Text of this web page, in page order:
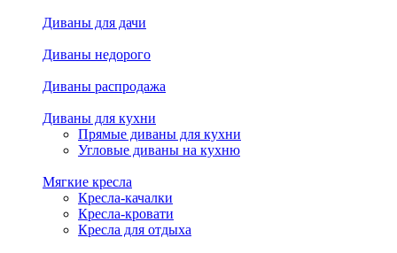
Диваны для дачи
Диваны недорого
Диваны распродажа
Диваны для кухни
Прямые диваны для кухни
Угловые диваны на кухню
Мягкие кресла
Кресла-качалки
Кресла-кровати
Кресла для отдыха